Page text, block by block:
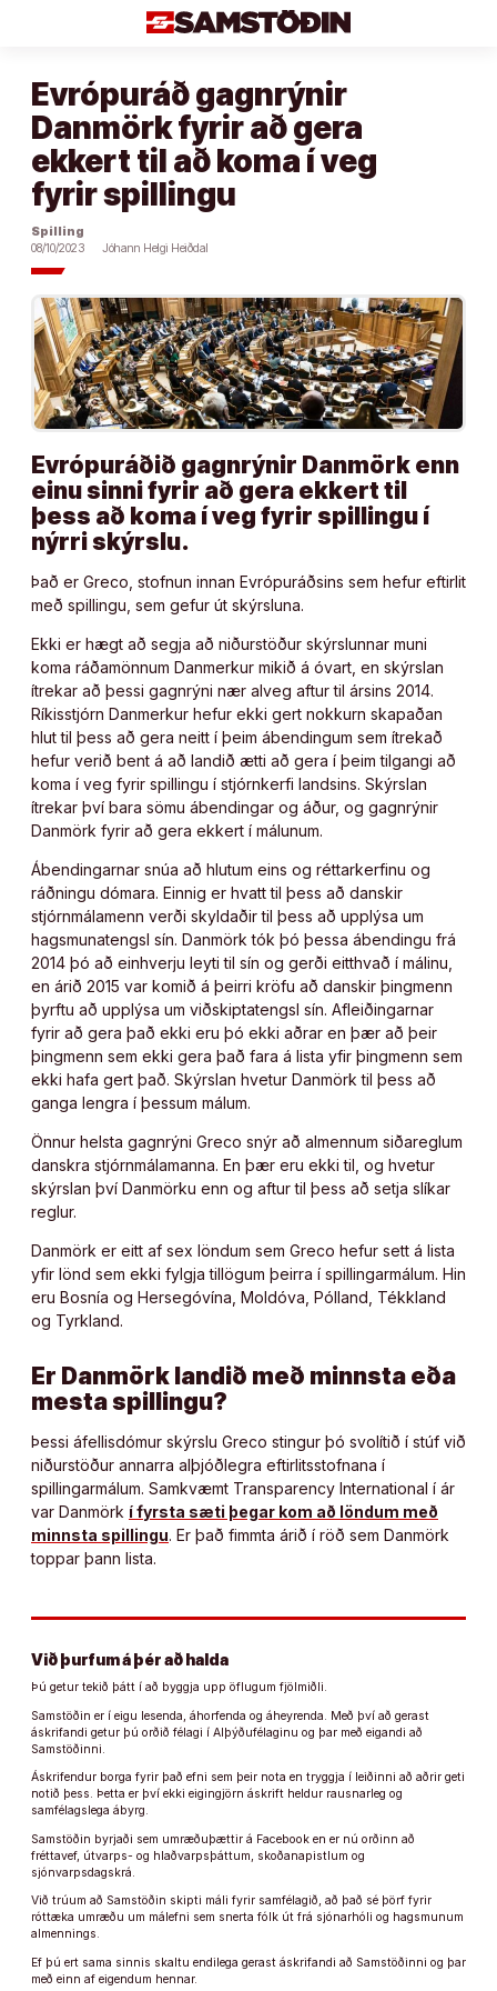
Evrópuráð gagnrýnir
Danmörk fyrir að gera
ekkert til að koma í veg
fyrir spillingu
Spilling
08/10/2023
Jóhann Helgi Heiðdal
Evrópuráðið gagnrýnir Danmörk enn
einu sinni fyrir að gera ekkert til
þess að koma í veg fyrir spillingu í
nýrri skýrslu.
Það er Greco, stofnun innan Evrópuráðsins sem hefur eftirlit
með spillingu, sem gefur út skýrsluna.
Ekki er hægt að segja að niðurstöður skýrslunnar muni
koma ráðamönnum Danmerkur mikið á óvart, en skýrslan
ítrekar að þessi gagnrýni nær alveg aftur til ársins 2014.
Ríkisstjórn Danmerkur hefur ekki gert nokkurn skapaðan
hlut til þess að gera neitt í þeim ábendingum sem ítrekað
hefur verið bent á að landið ætti að gera í þeim tilgangi að
koma í veg fyrir spillingu í stjórnkerfi landsins. Skýrslan
ítrekar því bara sömu ábendingar og áður, og gagnrýnir
Danmörk fyrir að gera ekkert í málunum.
Ábendingarnar snúa að hlutum eins og réttarkerfinu og
ráðningu dómara. Einnig er hvatt til þess að danskir
stjórnmálamenn verði skyldaðir til þess að upplýsa um
hagsmunatengsl sín. Danmörk tók þó þessa ábendingu frá
2014 þó að einhverju leyti til sín og gerði eitthvað í málinu,
en árið 2015 var komið á þeirri kröfu að danskir þingmenn
þyrftu að upplýsa um viðskiptatengsl sín. Afleiðingarnar
fyrir að gera það ekki eru þó ekki aðrar en þær að þeir
þingmenn sem ekki gera það fara á lista yfir þingmenn sem
ekki hafa gert það. Skýrslan hvetur Danmörk til þess að
ganga lengra í þessum málum.
Önnur helsta gagnrýni Greco snýr að almennum siðareglum
danskra stjórnmálamanna. En þær eru ekki til, og hvetur
skýrslan því Danmörku enn og aftur til þess að setja slíkar
reglur.
Danmörk er eitt af sex löndum sem Greco hefur sett á lista
yfir lönd sem ekki fylgja tillögum þeirra í spillingarmálum. Hin
eru Bosnía og Hersegóvína, Moldóva, Pólland, Tékkland
og Tyrkland.
Er Danmörk landið með minnsta eða
mesta spillingu?
Þessi áfellisdómur skýrslu Greco stingur þó svolítið í stúf við
niðurstöður annarra alþjóðlegra eftirlitsstofnana í
spillingarmálum. Samkvæmt Transparency International í ár
var Danmörk í fyrsta sæti þegar kom að löndum með
minnsta spillingu. Er það fimmta árið í röð sem Danmörk
toppar þann lista.
Við þurfum á þér að halda
Þú getur tekið þátt í að byggja upp öflugum fjölmiðli.
Samstöðin er í eigu lesenda, áhorfenda og áheyrenda. Með því að gerast
áskrifandi getur þú orðið félagi í Alþýðufélaginu og þar með eigandi að
Samstöðinni.
Áskrifendur borga fyrir það efni sem þeir nota en tryggja í leiðinni að aðrir geti
notið þess. Þetta er því ekki eigingjörn áskrift heldur rausnarleg og
samfélagslega ábyrg.
Samstöðin byrjaði sem umræðuþættir á Facebook en er nú orðinn að
fréttavef, útvarps- og hlaðvarpsþáttum, skoðanapistlum og
sjónvarpsdagskrá.
Við trúum að Samstöðin skipti máli fyrir samfélagið, að það sé þörf fyrir
róttæka umræðu um málefni sem snerta fólk út frá sjónarhóli og hagsmunum
almennings.
Ef þú ert sama sinnis skaltu endilega gerast áskrifandi að Samstöðinni og þar
með einn af eigendum hennar.